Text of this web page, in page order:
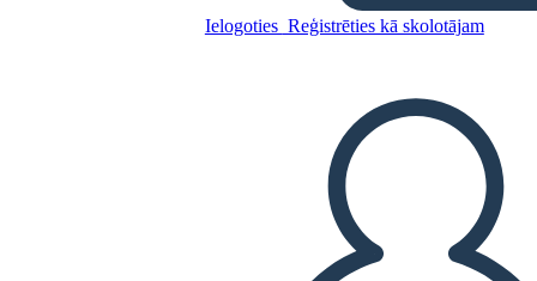
Ielogoties Reģistrēties kā skolotājam
IZVEIDOT STĀSTU SHĒMU
ATSKAŅOT SLAIDRĀDI
IZLASI MAN